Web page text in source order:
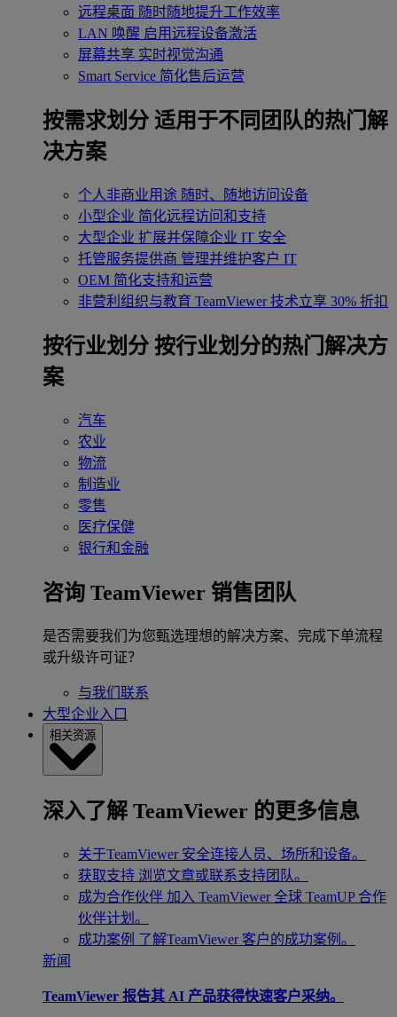
远程桌面 随时随地提升工作效率
LAN 唤醒 启用远程设备激活
屏幕共享 实时视觉沟通
Smart Service 简化售后运营
按需求划分 适用于不同团队的热门解
决方案
个人非商业用途 随时、随地访问设备
小型企业 简化远程访问和支持
大型企业 扩展并保障企业 IT 安全
托管服务提供商 管理并维护客户 IT
OEM 简化支持和运营
非营利组织与教育 TeamViewer 技术立享 30% 折扣
‌按行业划分 按行业划分的热门解决方
案
汽车
农业
物流
制造业
零售
医疗保健
银行和金融
咨询 TeamViewer 销售团队
是否需要我们为您甄选理想的解决方案、完成下单流程
或升级许可证？
与我们联系
大型企业入口
相关资源
深入了解 TeamViewer 的更多信息
关于TeamViewer 安全连接人员、场所和设备。
获取支持 浏览文章或联系支持团队。
成为合作伙伴 加入 TeamViewer 全球 TeamUP 合作
伙伴计划。
成功案例 了解TeamViewer 客户的成功案例。
新闻
TeamViewer 报告其 AI 产品获得快速客户采纳。